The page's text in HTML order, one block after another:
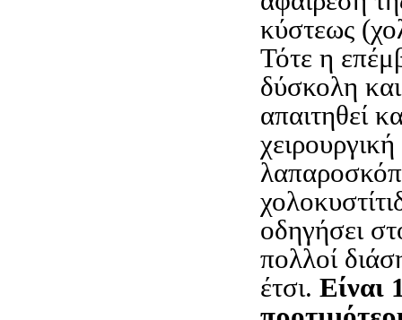
κύστεως
Τότε η
δύσκολη
απαιτηθεί
οδηγήσει
πολλοί
έτσι. Είναι